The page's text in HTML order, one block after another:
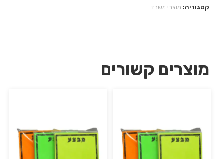
קטגוריה: מוצרי משרד
מוצרים קשורים